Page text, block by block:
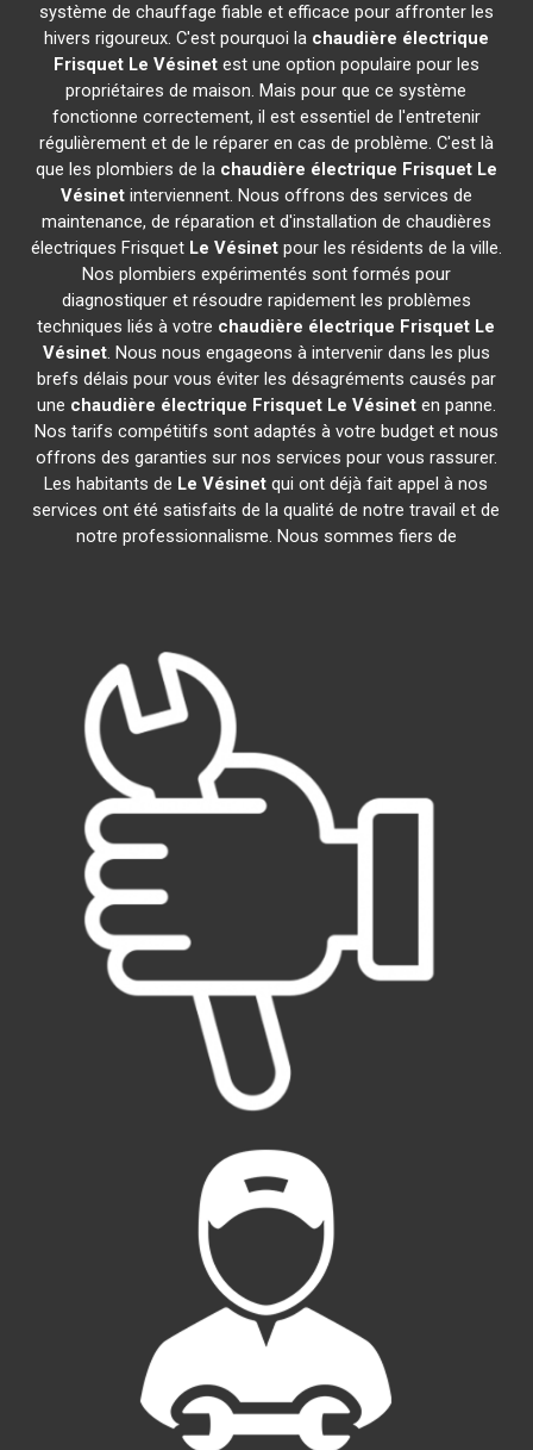
système de chauffage fiable et efficace pour affronter les
hivers rigoureux. C'est pourquoi la chaudière électrique
Frisquet Le Vésinetest une option populaire pour les
propriétaires de maison. Mais pour que ce système
fonctionne correctement, il est essentiel de l'entretenir
régulièrement et de le réparer en cas de problème. C'est là
que les plombiers de la chaudière électrique Frisquet Le
Vésinetinterviennent. Nous offrons des services de
maintenance, de réparation et d'installation de chaudières
électriques Frisquet Le Vésinetpour les résidents de la ville.
Nos plombiers expérimentés sont formés pour
diagnostiquer et résoudre rapidement les problèmes
techniques liés à votre chaudière électrique Frisquet Le
Vésinet. Nous nous engageons à intervenir dans les plus
brefs délais pour vous éviter les désagréments causés par
une chaudière électrique Frisquet Le Vésineten panne.
Nos tarifs compétitifs sont adaptés à votre budget et nous
offrons des garanties sur nos services pour vous rassurer.
Les habitants de Le Vésinet qui ont déjà fait appel à nos
services ont été satisfaits de la qualité de notre travail et de
notre professionnalisme. Nous sommes fiers de